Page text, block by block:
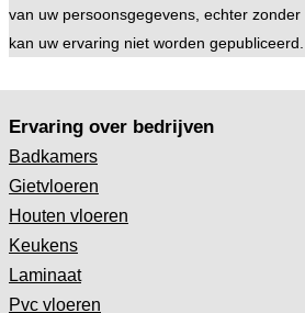
van uw persoonsgegevens, echter
kan uw ervaring niet worden gepubliceerd.
Ervaring over bedrijven
Badkamers
Gietvloeren
Houten vloeren
Keukens
Laminaat
Pvc vloeren